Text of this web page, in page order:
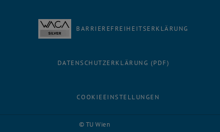
© TU Wien
BARRIEREFREIHEITSERKLÄRUNG
DATENSCHUTZERKLÄRUNG (PDF)
COOKIEEINSTELLUNGEN